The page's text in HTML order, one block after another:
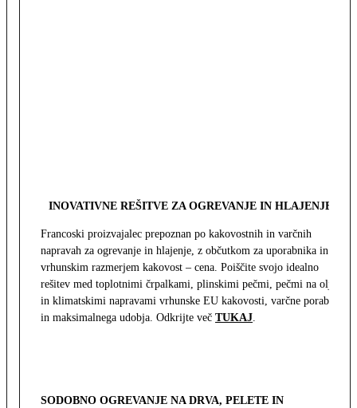
INOVATIVNE REŠITVE ZA OGREVANJE IN HLAJENJE
Francoski proizvajalec prepoznan po kakovostnih in varčnih
napravah za ogrevanje in hlajenje, z občutkom za uporabnika in z
vrhunskim razmerjem kakovost – cena. Poiščite svojo idealno
rešitev med toplotnimi črpalkami, plinskimi pečmi, pečmi na olje
in klimatskimi napravami vrhunske EU kakovosti, varčne porabe
in maksimalnega udobja. Odkrijte več TUKAJ.
SODOBNO OGREVANJE NA DRVA, PELETE IN